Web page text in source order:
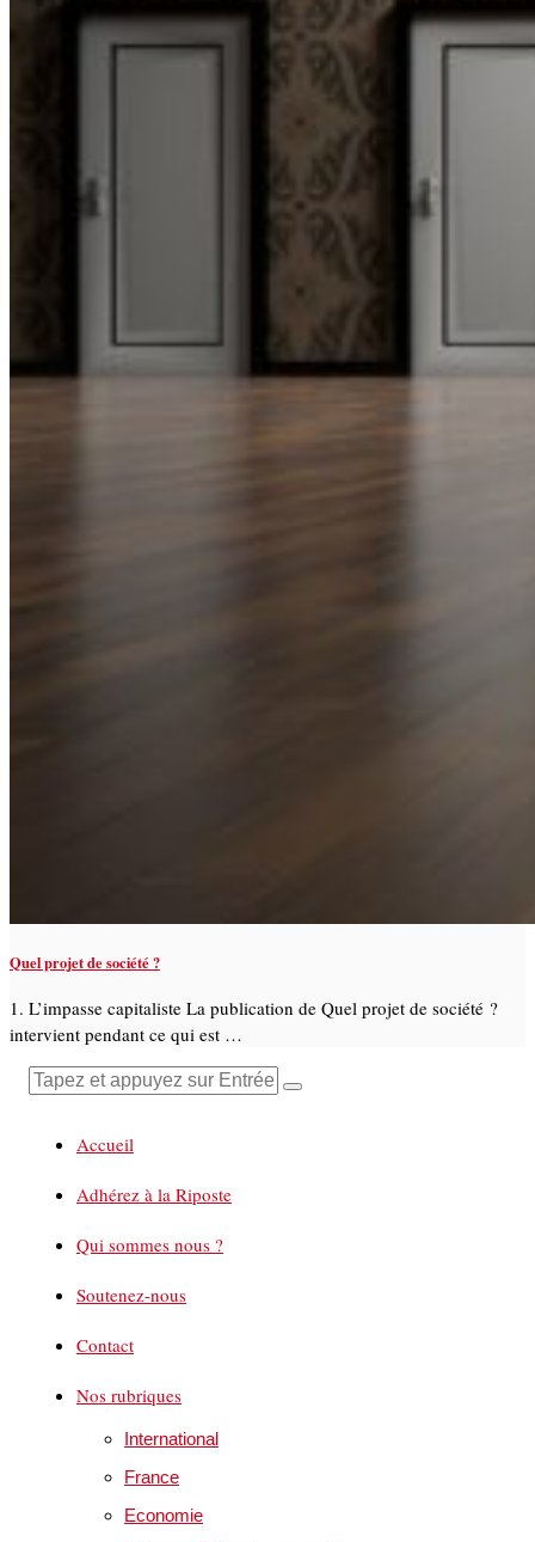
Quel projet de société ?
1. L’impasse capitaliste La publication de Quel projet de société ?
intervient pendant ce qui est …
Accueil
Adhérez à la Riposte
Qui sommes nous ?
Soutenez-nous
Contact
Nos rubriques
International
France
Economie